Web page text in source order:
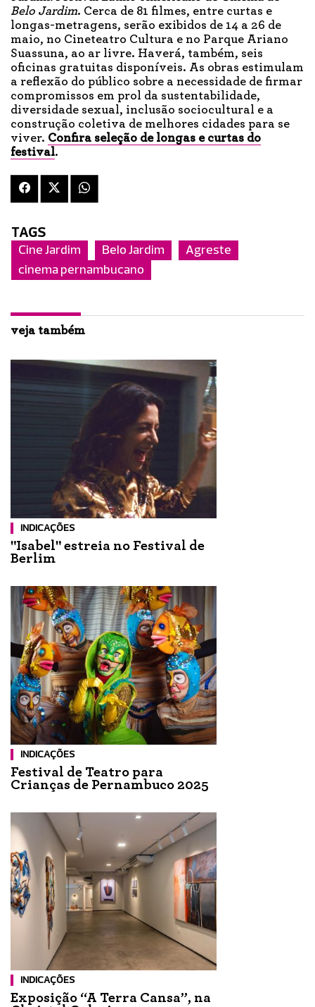
Belo Jardim. Cerca de 81 filmes, entre curtas e
longas-metragens, serão exibidos de 14 a 26 de
maio, no Cineteatro Cultura e no Parque Ariano
Suassuna, ao ar livre. Haverá, também, seis
oficinas gratuitas disponíveis. As obras estimulam
a reflexão do público sobre a necessidade de firmar
compromissos em prol da sustentabilidade,
diversidade sexual, inclusão sociocultural e a
construção coletiva de melhores cidades para se
viver. Confira seleção de longas e curtas do
festival.
TAGS
Cine Jardim Belo Jardim
Agreste
cinema pernambucano
veja também
INDICAÇÕES
"Isabel" estreia no Festival de
Berlim
INDICAÇÕES
Festival de Teatro para
Crianças de Pernambuco 2025
INDICAÇÕES
Exposição “A Terra Cansa”, na